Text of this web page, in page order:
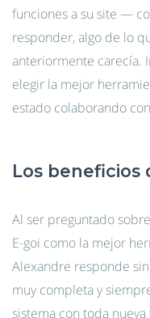
funciones a su site —
responder, algo de lo
anteriormente carecía.
elegir la mejor
estado colaborando
Los beneficios
Al ser preguntado
E-goi como la mejor
Alexandre responde
muy completa y
sistema con toda